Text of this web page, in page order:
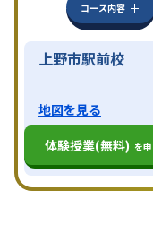
コース内容
上野市駅前校
地図を見る
体験授業(無料) を